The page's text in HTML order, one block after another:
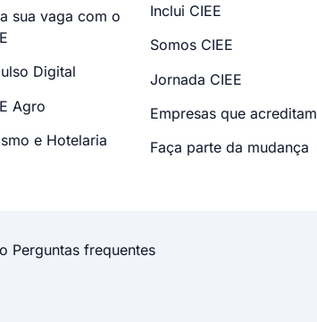
sua vaga com o
Digital
Agro
e Hotelaria
Inclui CIEE
Somos CIEE
Jornada CIEE
Empresas que acreditam
Faça parte da mudança
Perguntas frequentes